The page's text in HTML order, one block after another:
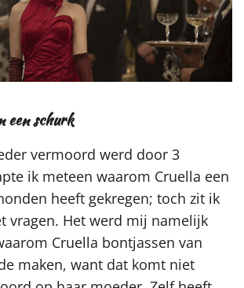
een schurk
vermoord werd door 3
ik meteen waarom Cruella een
heeft gekregen; toch zit ik
vragen. Het werd mij namelijk
Cruella bontjassen van
maken, want dat komt niet